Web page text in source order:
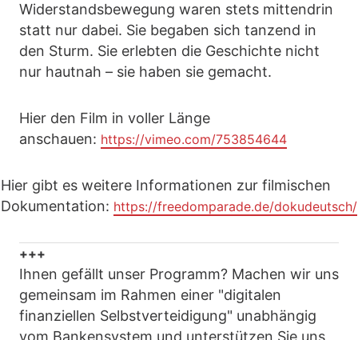
Widerstandsbewegung waren stets mittendrin
statt nur dabei. Sie begaben sich tanzend in
den Sturm. Sie erlebten die Geschichte nicht
nur hautnah – sie haben sie gemacht.
Hier den Film in voller Länge
anschauen: https://vimeo.com/753854644
Hier gibt es weitere Informationen zur filmischen
Dokumentation: https://freedomparade.de/dokudeutsch/
+++
Ihnen gefällt unser Programm? Machen wir uns
gemeinsam im Rahmen einer "digitalen
finanziellen Selbstverteidigung" unabhängig